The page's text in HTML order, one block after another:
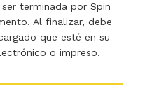
terminada por Spin
Al finalizar, debe
que esté en su
o impreso.